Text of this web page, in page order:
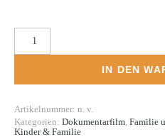
IN DEN
Artikelnummer: n. v.
Kategorien: Dokumentarfilm, Familie
Kinder & Familie